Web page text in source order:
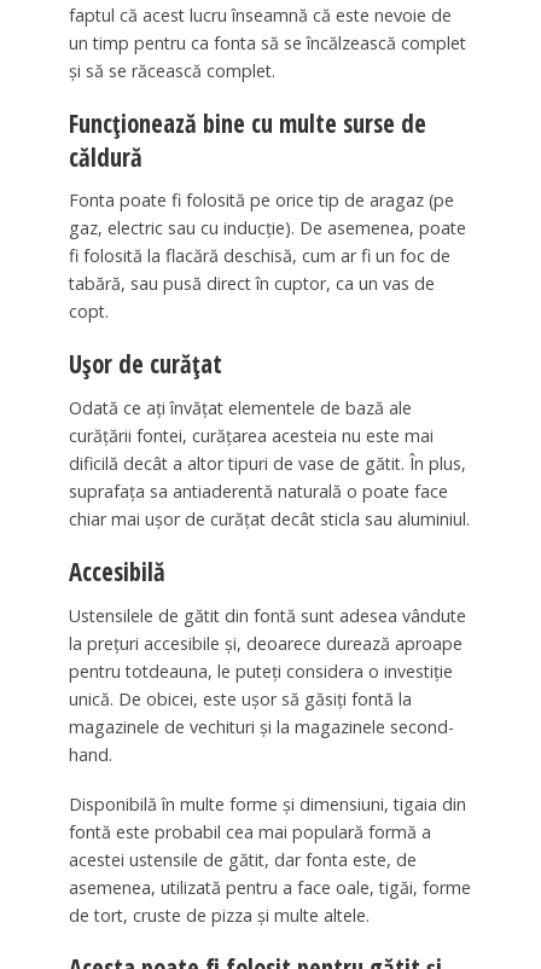
faptul că acest lucru înseamnă că este nevoie de
un timp pentru ca fonta să se încălzească complet
și să se răcească complet.
Funcționează bine cu multe surse de
căldură
Fonta poate fi folosită pe orice tip de aragaz (pe
gaz, electric sau cu inducție). De asemenea, poate
fi folosită la flacără deschisă, cum ar fi un foc de
tabără, sau pusă direct în cuptor, ca un vas de
copt.
Ușor de curățat
Odată ce ați învățat elementele de bază ale
curățării fontei, curățarea acesteia nu este mai
dificilă decât a altor tipuri de vase de gătit. În plus,
suprafața sa antiaderentă naturală o poate face
chiar mai ușor de curățat decât sticla sau aluminiul.
Accesibilă
Ustensilele de gătit din fontă sunt adesea vândute
la prețuri accesibile și, deoarece durează aproape
pentru totdeauna, le puteți considera o investiție
unică. De obicei, este ușor să găsiți fontă la
magazinele de vechituri și la magazinele second-
hand.
Disponibilă în multe forme și dimensiuni, tigaia din
fontă este probabil cea mai populară formă a
acestei ustensile de gătit, dar fonta este, de
asemenea, utilizată pentru a face oale, tigăi, forme
de tort, cruste de pizza și multe altele.